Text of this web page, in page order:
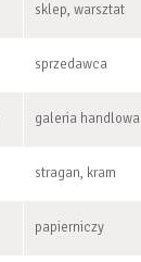
sklep, warsztat
sprzedawca
galeria handlowa
stragan, kram
papierniczy